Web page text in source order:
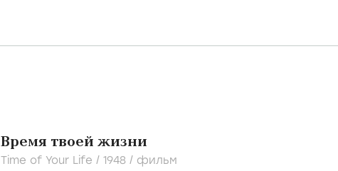
Время твоей жизни
Time of Your Life / 1948 / фильм